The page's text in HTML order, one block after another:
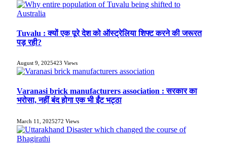
Tuvalu : क्यों एक पूरे देश को ऑस्ट्रेलिया शिफ्ट करने की जरूरत
पड़ रही?
August 9, 2025423 Views
Varanasi brick manufacturers association : सरकार का
भरोसा, नहीं बंद होगा एक भी ईंट भट्ठा
March 11, 2025272 Views